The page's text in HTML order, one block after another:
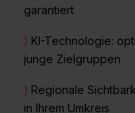
garantiert
⟩ KI-Technologie:
junge Zielgruppen
⟩ Regionale
in Ihrem Umkreis